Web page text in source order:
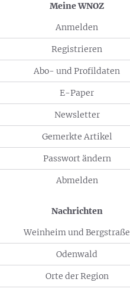
Meine WNOZ
Anmelden
Registrieren
Abo- und Profildaten
E-Paper
Newsletter
Gemerkte Artikel
Passwort ändern
Abmelden
Nachrichten
Weinheim und Bergstraße
Odenwald
Orte der Region